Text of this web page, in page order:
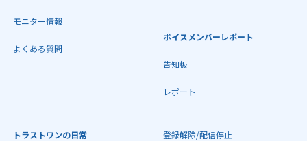
モニター情報
よくある質問
ボイスメンバーレポート
告知板
レポート
トラストワンの日常 登録解除/配信停止